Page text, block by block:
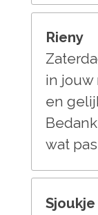
Rieny
in jouw
en
wat
Sjoukje